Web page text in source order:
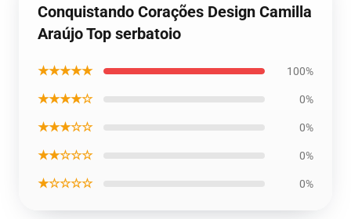
Conquistando Corações Design Camilla
Araújo Top serbatoio
★★★★★ 100%
★★★★☆ 0%
★★★☆☆ 0%
★★☆☆☆ 0%
★☆☆☆☆ 0%